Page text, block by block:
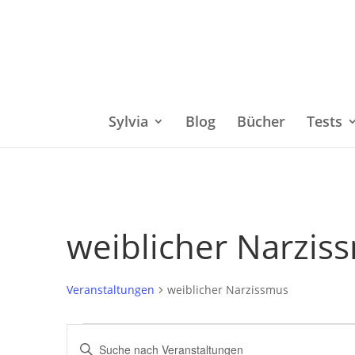
Sylvia Blog Bücher Tests
weiblicher
Veranstaltungen weiblicher Narzissmus
Veranstaltungen
Bitte